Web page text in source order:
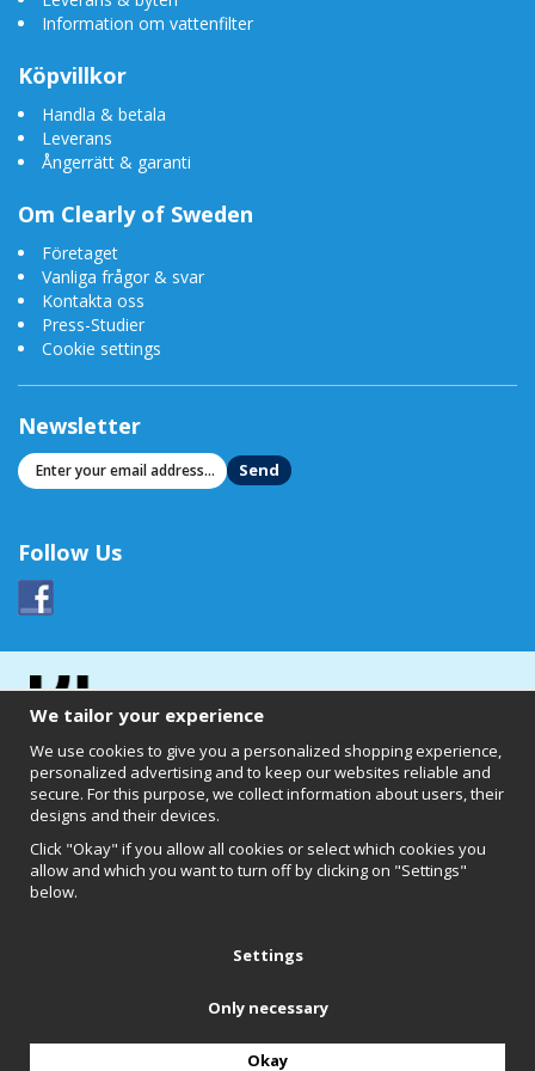
Upp till 200 gånger billigare än vatten på flaska,
dessutom miljövänligt
Läs mer
-Vattenfilter för renare vatten
-Vattenfilter-guide
-Vilken vattenrenare skall jag välja?
- Om vatten
Information om vattenfilter
Köpvillkor
Handla & betala
Leverans
Ångerrätt & garanti
Om Clearly of Sweden
Företaget
Vanliga frågor & svar
Kontakta oss
Press-Studier
Cookie settings
Newsletter
Send
Follow Us
Chalmers Teknikpark
Back to top
We tailor your experience
We use cookies to give you a personalized shopping experience,
personalized advertising and to keep our websites reliable and
secure. For this purpose, we collect information about users, their
designs and their devices.
Click "Okay" if you allow all cookies or select which cookies you
allow and which you want to turn off by clicking on "Settings"
below.
Settings
Only necessary
Okay